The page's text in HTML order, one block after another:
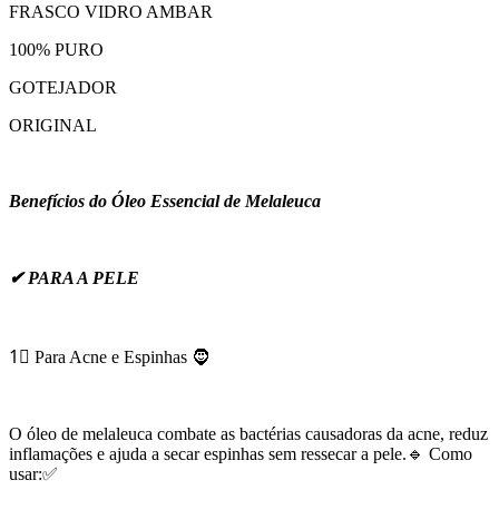
FRASCO VIDRO AMBAR
100% PURO
GOTEJADOR
ORIGINAL
Benefícios do Óleo Essencial de Melaleuca
✔ PARA A PELE
1⃣ Para Acne e Espinhas 🧔
O óleo de melaleuca combate as bactérias causadoras da acne, reduz
inflamações e ajuda a secar espinhas sem ressecar a pele.🔹 Como
usar:✅